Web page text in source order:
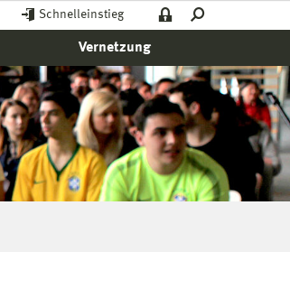
Schnelleinstieg
Vernetzung